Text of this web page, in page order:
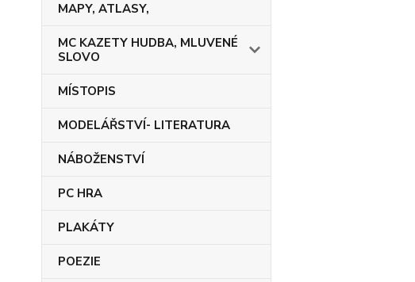
MAPY, ATLASY,
MC KAZETY HUDBA, MLUVENÉ
SLOVO
MÍSTOPIS
MODELÁŘSTVÍ- LITERATURA
NÁBOŽENSTVÍ
PC HRA
PLAKÁTY
POEZIE